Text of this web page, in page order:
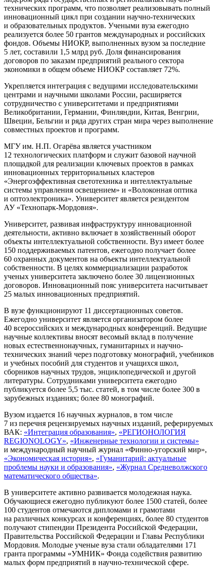
технических программ, что позволяет реализовывать полный
инновационный цикл при создании научно-технических
и образовательных продуктов. Учеными вуза ежегодно
реализуется более 50 грантов международных и российских
фондов. Объемы НИОКР, выполненных вузом за последние
5 лет, составили 1,5 млрд руб. Доля финансирования
договоров по заказам предприятий реального сектора
экономики в общем объеме НИОКР составляет 72%.
Укрепляется интеграция с ведущими исследовательскими
центрами и научными школами России, расширяется
сотрудничество с университетами и предприятиями
Великобритании, Германии, Финляндии, Китая, Венгрии,
Швеции, Бельгии и ряда других стран мира через выполнение
совместных проектов и программ.
МГУ им. Н.П. Огарёва является участником
12 технологических платформ и служит базовой научной
площадкой для реализации ключевых проектов в рамках
инновационных территориальных кластеров
«Энергоэффективная светотехника и интеллектуальные
системы управления освещением» и «Волоконная оптика
и оптоэлектроника». Университет является резидентом
АУ «Технопарк-Мордовия».
Университет, развивая инфраструктуру инновационной
деятельности, активно включает в хозяйственный оборот
объекты интеллектуальной собственности. Вуз имеет более
150 поддерживаемых патентов, ежегодно получает более
60 охранных документов на объекты интеллектуальной
собственности. В целях коммерциализации разработок
ученых университета заключено более 30 лицензионных
договоров. Инновационный пояс университета насчитывает
25 малых инновационных предприятий.
В вузе функционируют 11 диссертационных советов.
Ежегодно университет является организатором более
40 всероссийских и международных конференций. Ведущие
научные коллективы вносят весомый вклад в получение
новых естественнонаучных, гуманитарных и научно-
технических знаний через подготовку монографий, учебников
и учебных пособий для студентов и учащихся школ,
сборников научных трудов, энциклопедической и другой
литературы. Сотрудниками университета ежегодно
публикуется более 5,5 тыс. статей, в том числе более 300 в
зарубежных изданиях; более 80 монографий.
Вузом издается 16 научных журналов, в том числе
7 из перечня рецензируемых научных изданий, реферируемых
ВАК: «Интеграция образования», «РЕГИОНОЛОГИЯ
REGIONOLOGY», «Инженерные технологии и системы»
и международный научный журнал «Финно-угорский мир»,
«Экономическая история», «Гуманитарий: актуальные
проблемы науки и образования», «Журнал Средневолжского
математического общества».
В университете активно развивается молодежная наука.
Обучающиеся ежегодно публикуют более 1500 статей, более
100 студентов отмечаются дипломами и грамотами
на различных конкурсах и конференциях, более 80 студентов
получают стипендии Президента Российской Федерации,
Правительства Российской Федерации и Главы Республики
Мордовия. Молодые ученые вуза стали обладателями 171
гранта программы «УМНИК» Фонда содействия развитию
малых форм предприятий в научно-технической сфере.